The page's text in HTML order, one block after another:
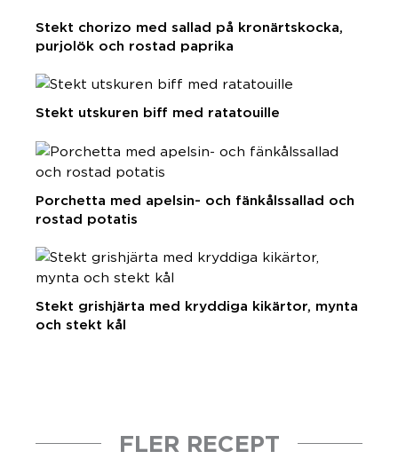
Stekt chorizo med sallad på kronärtskocka,
purjolök och rostad paprika
Stekt utskuren biff med ratatouille
Porchetta med apelsin- och fänkålssallad och
rostad potatis
Stekt grishjärta med kryddiga kikärtor, mynta
och stekt kål
FLER RECEPT